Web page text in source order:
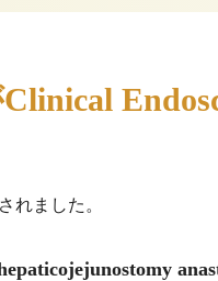
れました。